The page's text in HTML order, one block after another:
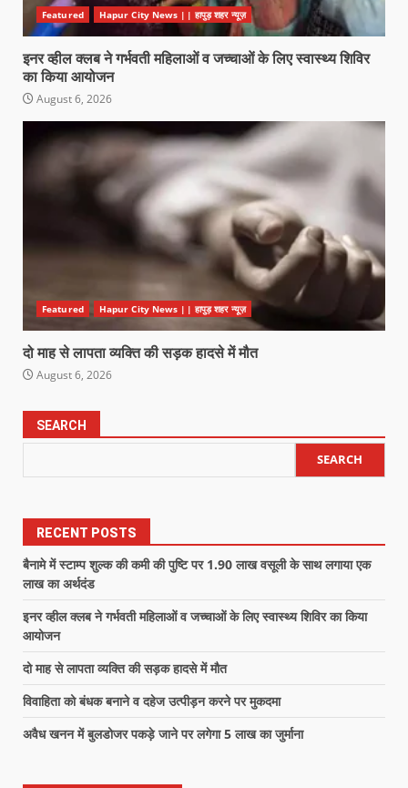
Featured Hapur City News || हापुड़ शहर न्यूज़
इनर व्हील क्लब ने गर्भवती महिलाओं व जच्चाओं के लिए स्वास्थ्य शिविर
का किया आयोजन
August 6, 2026
Featured Hapur City News || हापुड़ शहर न्यूज़
दो माह से लापता व्यक्ति की सड़क हादसे में मौत
August 6, 2026
SEARCH
SEARCH
RECENT POSTS
बैनामे में स्टाम्प शुल्क की कमी की पुष्टि पर 1.90 लाख वसूली के साथ लगाया एक
लाख का अर्थदंड
इनर व्हील क्लब ने गर्भवती महिलाओं व जच्चाओं के लिए स्वास्थ्य शिविर का किया
आयोजन
दो माह से लापता व्यक्ति की सड़क हादसे में मौत
विवाहिता को बंधक बनाने व दहेज उत्पीड़न करने पर मुकदमा
अवैध खनन में बुलडोजर पकड़े जाने पर लगेगा 5 लाख का जुर्माना